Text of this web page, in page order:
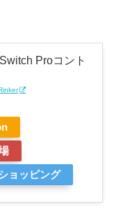
Proコント
ョッピング